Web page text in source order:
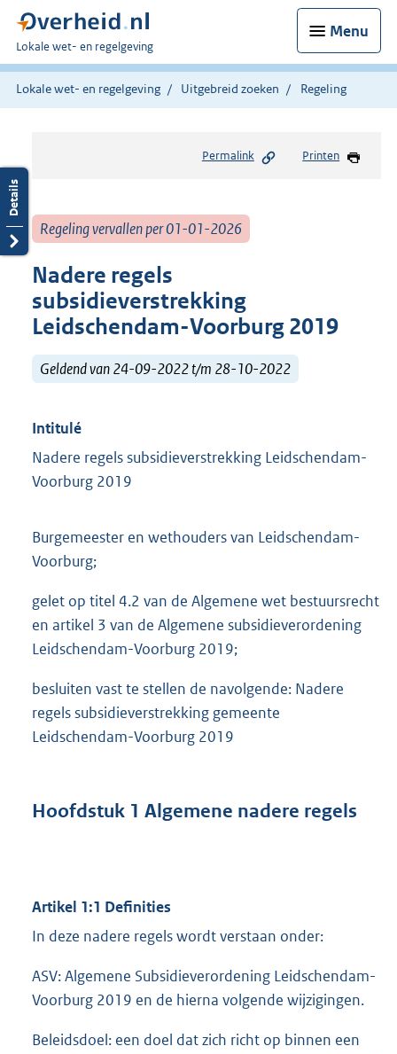
Menu
U
bent
hier:
Lokale wet- en regelgeving
Lokale wet- en regelgeving Uitgebreid zoeken Regeling
Permalink Printen
Regeling vervallen per 01-01-2026
Nadere regels
subsidieverstrekking
Leidschendam-Voorburg 2019
Geldend van 24-09-2022 t/m 28-10-2022
Intitulé
Nadere regels subsidieverstrekking Leidschendam-
Voorburg 2019
Burgemeester en wethouders van Leidschendam-
Voorburg;
gelet op titel 4.2 van de Algemene wet bestuursrecht
en artikel 3 van de Algemene subsidieverordening
Leidschendam-Voorburg 2019;
besluiten vast te stellen de navolgende: Nadere
regels subsidieverstrekking gemeente
Leidschendam-Voorburg 2019
Hoofdstuk 1 Algemene nadere regels
Artikel 1:1 Definities
In deze nadere regels wordt verstaan onder:
ASV: Algemene Subsidieverordening Leidschendam-
Voorburg 2019 en de hierna volgende wijzigingen.
Beleidsdoel: een doel dat zich richt op binnen een